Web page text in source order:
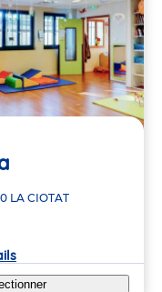
LA CIOTAT